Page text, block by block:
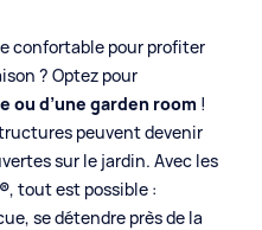
confortable pour profiter
? Optez pour
ou d’une garden room !
peuvent devenir
sur le jardin. Avec les
, tout est possible :
se détendre près de la